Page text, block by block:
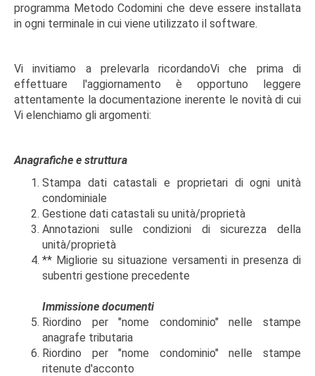
programma Metodo Codomini che deve essere installata
in ogni terminale in cui viene utilizzato il software.
Vi invitiamo a prelevarla ricordandoVi che prima di
effettuare l'aggiornamento è opportuno leggere
attentamente la documentazione inerente le novità di cui
Vi elenchiamo gli argomenti:
Anagrafiche e struttura
Stampa dati catastali e proprietari di ogni unità
condominiale
Gestione dati catastali su unità/proprietà
Annotazioni sulle condizioni di sicurezza della
unità/proprietà
** Migliorie su situazione versamenti in presenza di
subentri gestione precedente
Immissione documenti
Riordino per "nome condominio" nelle stampe
anagrafe tributaria
Riordino per "nome condominio" nelle stampe
ritenute d'acconto